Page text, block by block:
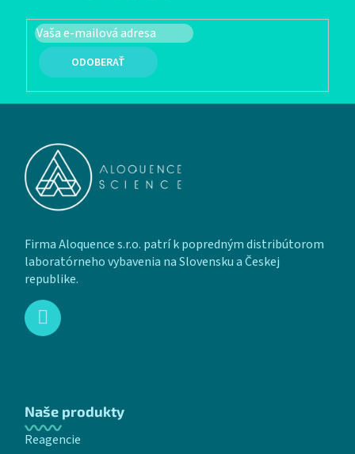
PRIHLÁSIŤ SA
Firma Aloquence s.r.o. patrí k popredným distribútorom
laboratórneho vybavenia na Slovensku a Českej
republike.
Naše produkty
Reagencie